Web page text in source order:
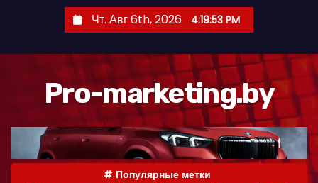
Чт. Авг 6th, 2026 4:19:54 PM
Pro-marketing.by
Популярные метки